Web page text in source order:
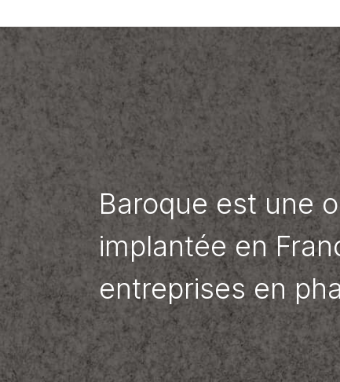
Baroque est une
implantée en
entreprises en